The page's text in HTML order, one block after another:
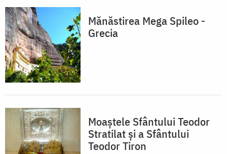
Mănăstirea Mega Spileo -
Grecia
Moaştele Sfântului Teodor
Stratilat și a Sfântului
Teodor Tiron